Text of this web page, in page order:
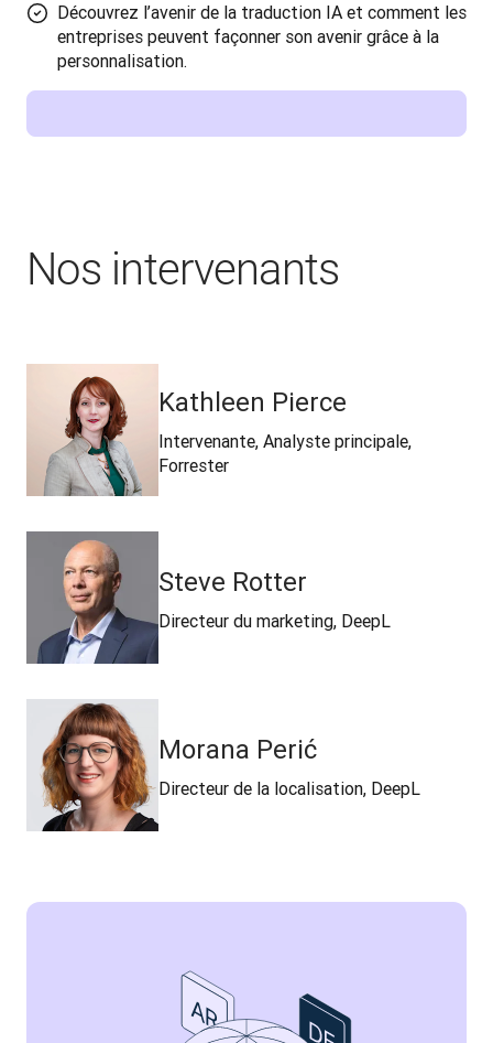
Découvrez l’avenir de la traduction IA et comment les
entreprises peuvent façonner son avenir grâce à la
personnalisation.
Nos intervenants
Kathleen Pierce
Intervenante, Analyste principale,
Forrester
Steve Rotter
Directeur du marketing, DeepL
Morana Perić
Directeur de la localisation, DeepL